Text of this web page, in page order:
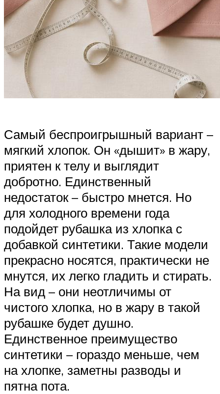
Самый беспроигрышный вариант –
мягкий хлопок. Он «дышит» в жару,
приятен к телу и выглядит
добротно. Единственный
недостаток – быстро мнется. Но
для холодного времени года
подойдет рубашка из хлопка с
добавкой синтетики. Такие модели
прекрасно носятся, практически не
мнутся, их легко гладить и стирать.
На вид – они неотличимы от
чистого хлопка, но в жару в такой
рубашке будет душно.
Единственное преимущество
синтетики – гораздо меньше, чем
на хлопке, заметны разводы и
пятна пота.